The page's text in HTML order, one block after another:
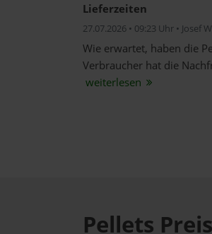
Lieferzeiten
27.07.2026 • 09:23 Uhr • Josef
Wie erwartet, haben die
Verbraucher hat die
weiterlesen
Pellets